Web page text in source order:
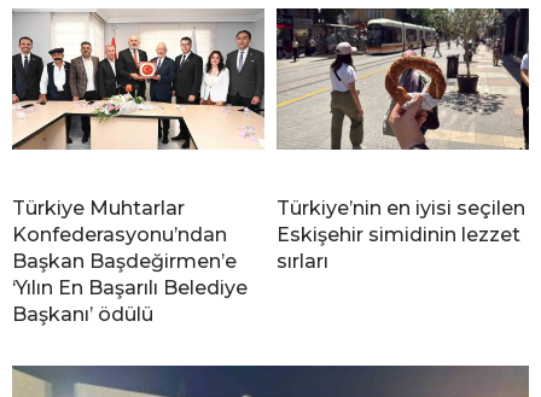
Türkiye Muhtarlar
Konfederasyonu’ndan
Başkan Başdeğirmen’e
‘Yılın En Başarılı Belediye
Başkanı’ ödülü
Türkiye’nin en iyisi seçilen
Eskişehir simidinin lezzet
sırları